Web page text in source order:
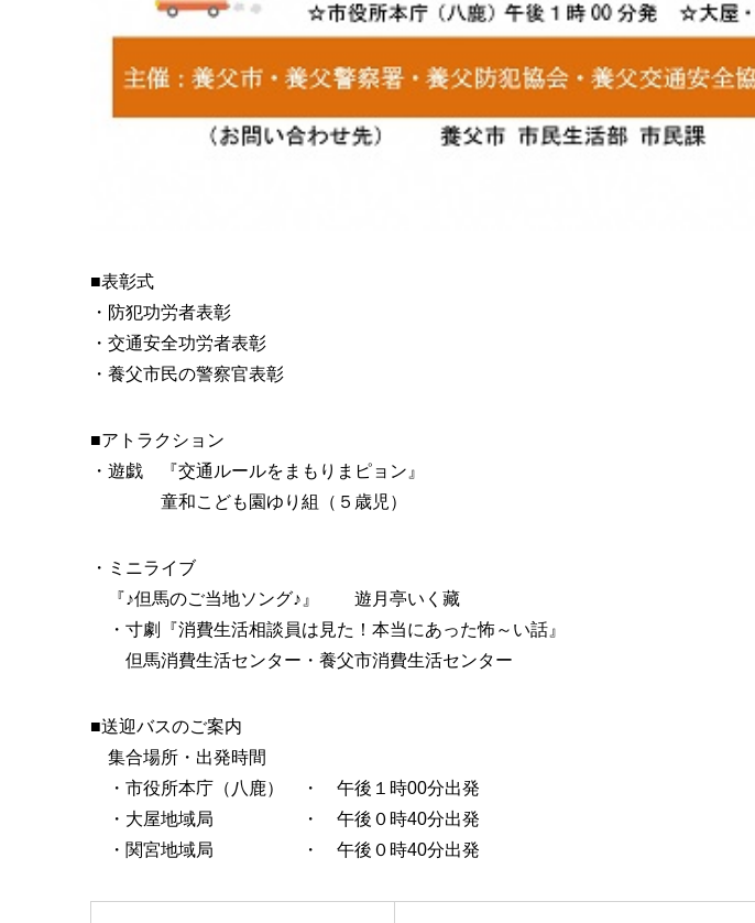
■表彰式
・防犯功労者表彰
・交通安全功労者表彰
・養父市民の警察官表彰
■アトラクション
・遊戯 『交通ルールをまもりまピョン』
童和こども園ゆり組（５歳児）
・ミニライブ
『♪但馬のご当地ソング♪』 遊月亭いく藏
・寸劇『消費生活相談員は見た！本当にあった怖～い話』
但馬消費生活センター・養父市消費生活センター
■送迎バスのご案内
集合場所・出発時間
・市役所本庁（八鹿） ・ 午後１時00分出発
・大屋地域局 ・ 午後０時40分出発
・関宮地域局 ・ 午後０時40分出発